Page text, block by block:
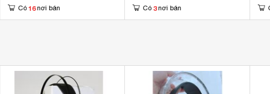
Có 16 nơi bán Có 3 nơi bán